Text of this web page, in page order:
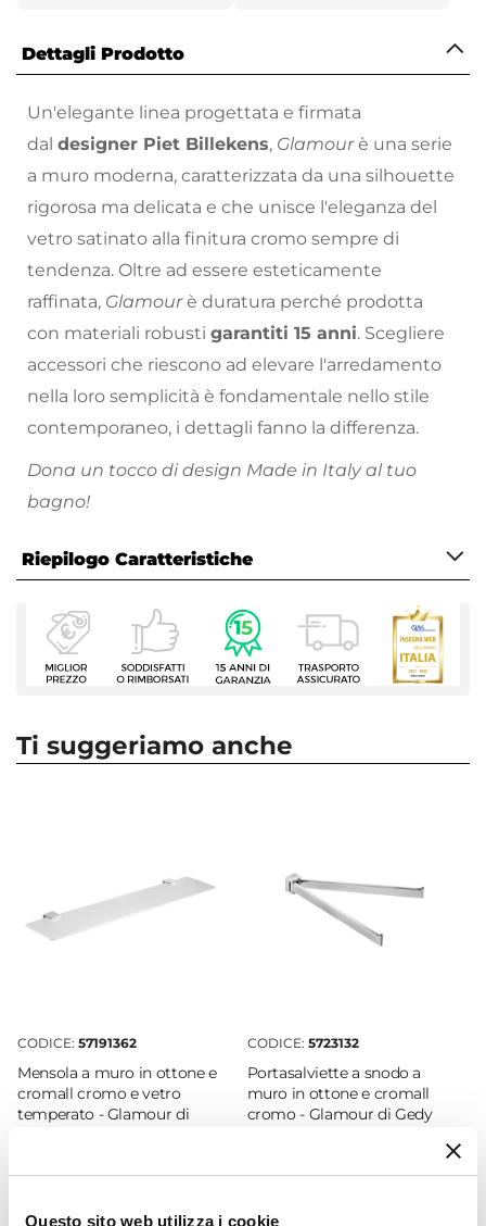
Questo sito web utilizza i cookie
Dettagli Prodotto
Un'elegante linea progettata e firmata
dal designer Piet Billekens, Glamourè una serie
a muro moderna, caratterizzata da una silhouette
rigorosa ma delicata e che unisce l'eleganza del
vetro satinato alla finitura cromo sempre di
tendenza. Oltre ad essere esteticamente
raffinata, Glamourè duratura perché prodotta
con materiali robusti garantiti 15 anni. Scegliere
accessori che riescono ad elevare l'arredamento
nella loro semplicità è fondamentale nello stile
contemporaneo, i dettagli fanno la differenza.
Dona un tocco di design Made in Italy al tuo
bagno!
dell’azienda Gedy, realizzando prodotti di
standard elevato ed un rapporto qualità-prezzo
senza paragoni.
Riepilogo Caratteristiche
Caratteristiche
Tipologia
Portascopino
Serie
Cromall
Ottone
Colore
Altezza
39 cm
Larghezza
Profondità
Ti suggeriamo anche
CODICE: 57191362
Mensola a muro in ottone e
cromall cromo e vetro
temperato - Glamour di
€ 38,00
CODICE: 5723132
Portasalviette a snodo a
muro in ottone e cromall
cromo - Glamour di Gedy
€ 60,00